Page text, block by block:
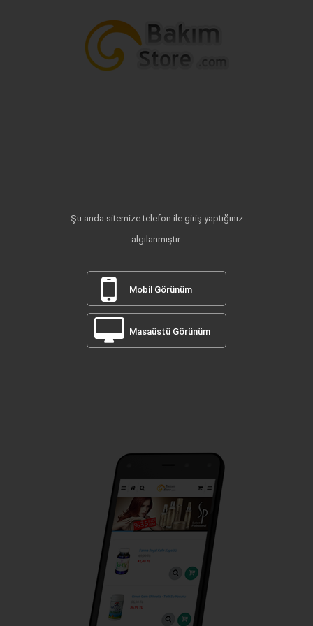
Şu anda sitemize telefon ile giriş yaptığınız
algılanmıştır.
Mobil Görünüm
Masaüstü Görünüm